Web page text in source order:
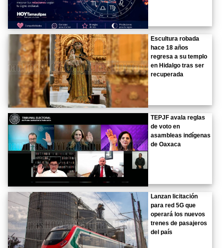
Escultura robada
hace 18 años
regresa a su templo
en Hidalgo tras ser
recuperada
TEPJF avala reglas
de voto en
asambleas indígenas
de Oaxaca
Lanzan licitación
para red 5G que
operará los nuevos
trenes de pasajeros
del país